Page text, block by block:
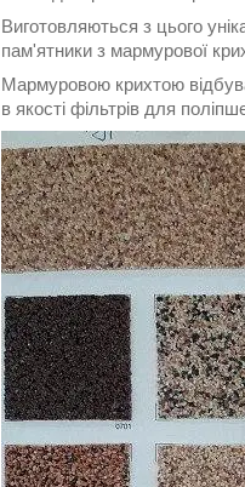
Виготовляються з цього
пам'ятники з мармурової
Мармуровою крихтою
в якості фільтрів для